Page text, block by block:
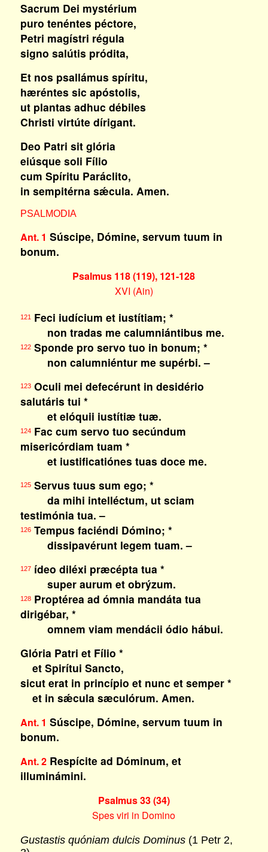
Sacrum Dei mystérium
puro tenéntes péctore,
Petri magístri régula
signo salútis pródita,
Et nos psallámus spíritu,
hæréntes sic apóstolis,
ut plantas adhuc débiles
Christi virtúte dírigant.
Deo Patri sit glória
eiúsque soli Fílio
cum Spíritu Paráclito,
in sempitérna sǽcula. Amen.
PSALMODIA
Ant. 1 Súscipe, Dómine, servum tuum in
bonum.
Psalmus 118 (119), 121-128
XVI (Ain)
121Feci iudícium et iustítiam; *
non tradas me calumniántibus me.
122Sponde pro servo tuo in bonum; *
non calumniéntur me supérbi. –
123Oculi mei defecérunt in desidério
salutáris tui *
et elóquii iustítiæ tuæ.
124Fac cum servo tuo secúndum
misericórdiam tuam *
et iustificatiónes tuas doce me.
125Servus tuus sum ego; *
da mihi intelléctum, ut sciam
testimónia tua. –
126Tempus faciéndi Dómino; *
dissipavérunt legem tuam. –
127ídeo diléxi præcépta tua *
super aurum et obrýzum.
128Proptérea ad ómnia mandáta tua
dirigébar, *
omnem viam mendácii ódio hábui.
Glória Patri et Fílio *
et Spirítui Sancto,
sicut erat in princípio et nunc et semper *
et in sǽcula sæculórum. Amen.
Ant. 1 Súscipe, Dómine, servum tuum in
bonum.
Ant. 2Respícite ad Dóminum, et
illuminámini.
Psalmus 33 (34)
Spes viri in Domino
Gustastis quóniam dulcis Dominus(1 Petr 2,